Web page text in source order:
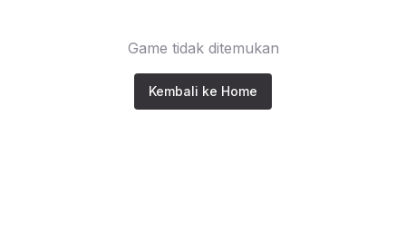
Game tidak ditemukan
Kembali ke Home